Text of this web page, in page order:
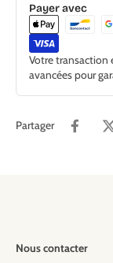
Payer avec
Votre transaction
avancées pour
Partager
Nous contacter